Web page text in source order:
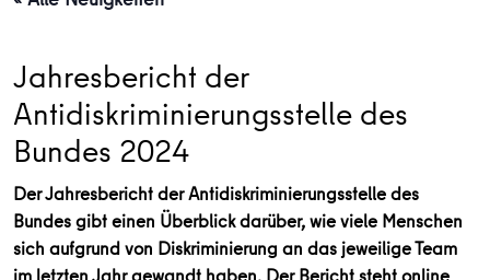
Jahresbericht der
Antidiskriminierungsstelle des
Bundes 2024
Der Jahresbericht der Antidiskriminierungsstelle des
Bundes gibt einen Überblick darüber, wie viele Menschen
sich aufgrund von Diskriminierung an das jeweilige Team